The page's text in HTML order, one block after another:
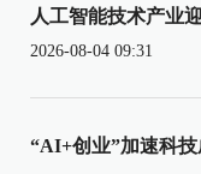
人工智能技术产业
2026-08-04 09:31
“AI+创业”加速科